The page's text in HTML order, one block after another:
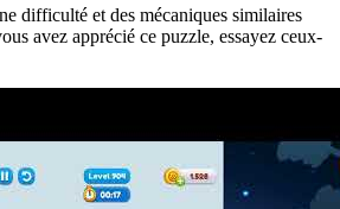
difficulté et des mécaniques similaires
avez apprécié ce puzzle, essayez ceux-